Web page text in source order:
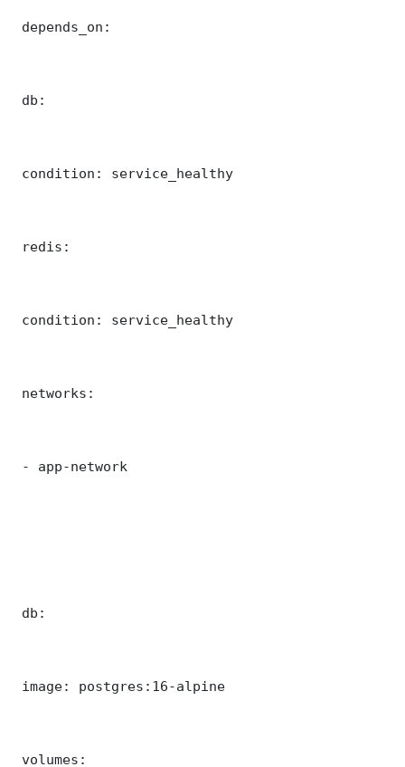
depends_on:
db:
condition: service_healthy
redis:
condition: service_healthy
networks:
- app-network
db:
image: postgres:16-alpine
volumes: